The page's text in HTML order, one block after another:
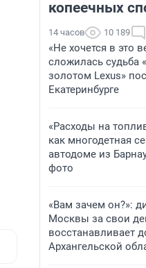
копеечных
14 часов 10 189
«Не хочется в это
сложилась судьба
золотом Lexus»
Екатеринбурге
«Расходы на
как многодетная
автодоме из
фото
«Вам зачем он?»:
Москвы за свои
восстанавливает
Архангельской